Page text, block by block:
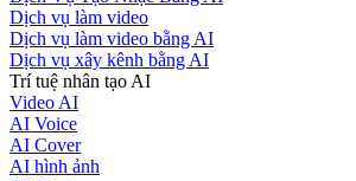
Dịch vụ làm video
Dịch vụ làm video bằng AI
Dịch vụ xây kênh bằng AI
Trí tuệ nhân tạo AI
Video AI
AI Voice
AI Cover
AI hình ảnh